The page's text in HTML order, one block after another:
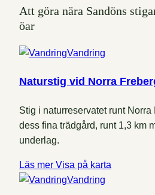
Att göra nära Sandöns
öar
Vandring
Naturstig vid Norra
Stig i naturreservatet runt
dess fina trädgård, runt 1,3 km
underlag.
Läs mer Visa på karta
Vandring